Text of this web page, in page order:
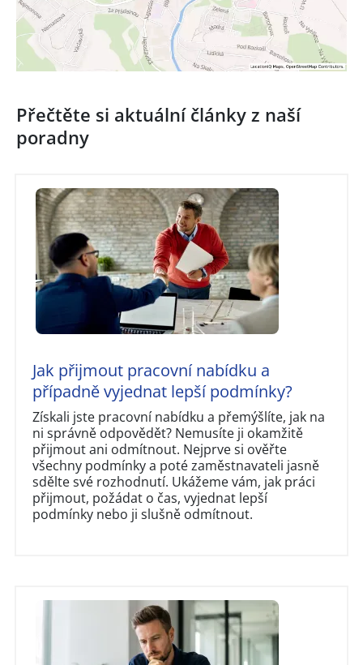
Přečtěte si aktuální články z naší
poradny
Jak přijmout pracovní nabídku a
případně vyjednat lepší podmínky?
Získali jste pracovní nabídku a přemýšlíte, jak na
ni správně odpovědět? Nemusíte ji okamžitě
přijmout ani odmítnout. Nejprve si ověřte
všechny podmínky a poté zaměstnavateli jasně
sdělte své rozhodnutí. Ukážeme vám, jak práci
přijmout, požádat o čas, vyjednat lepší
podmínky nebo ji slušně odmítnout.